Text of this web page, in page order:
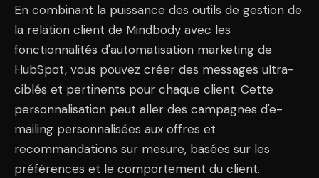
En combinant la puissance des outils de gestion de
la relation client de Mindbody avec les
fonctionnalités d'automatisation marketing de
HubSpot, vous pouvez créer des messages ultra-
ciblés et pertinents pour chaque client. Cette
personnalisation peut aller des campagnes d'e-
mailing personnalisées aux offres et
recommandations sur mesure, basées sur les
préférences et le comportement du client.